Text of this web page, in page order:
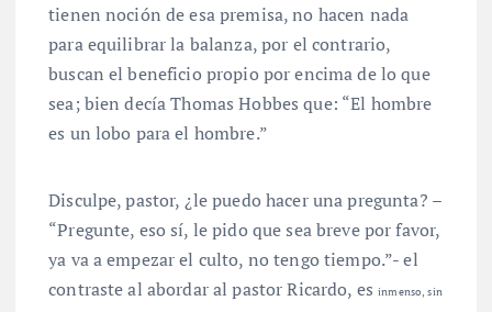
tienen noción de esa premisa, no hacen nada
para equilibrar la balanza, por el contrario,
buscan el beneficio propio por encima de lo que
sea; bien decía Thomas Hobbes que: “El hombre
es un lobo para el hombre.”
Disculpe, pastor, ¿le puedo hacer una pregunta? –
“Pregunte, eso sí, le pido que sea breve por favor,
ya va a empezar el culto, no tengo tiempo.”- el
contraste al abordar al pastor Ricardo, esinmenso, sin